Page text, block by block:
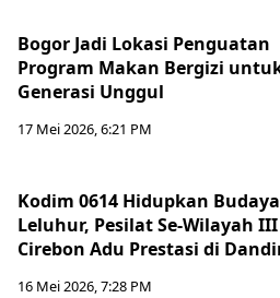
Bogor Jadi Lokasi Penguatan
Program Makan Bergizi
Generasi Unggul
17 Mei 2026, 6:21 PM
Kodim 0614 Hidupkan Budaya
Leluhur, Pesilat Se-Wilayah III
Cirebon Adu Prestasi di
16 Mei 2026, 7:28 PM